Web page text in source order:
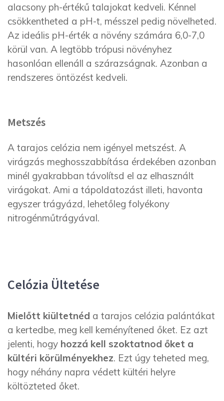
alacsony ph-értékű talajokat kedveli. Kénnel
csökkentheted a pH-t, mésszel pedig növelheted.
Az ideális pH-érték a növény számára 6,0-7,0
körül van. A legtöbb trópusi növényhez
hasonlóan ellenáll a szárazságnak. Azonban a
rendszeres öntözést kedveli.
Metszés
A tarajos celózia nem igényel metszést. A
virágzás meghosszabbítása érdekében azonban
minél gyakrabban távolítsd el az elhasznált
virágokat. Ami a tápoldatozást illeti, havonta
egyszer trágyázd, lehetőleg folyékony
nitrogénműtrágyával.
Celózia Ültetése
Mielőtt kiültetnéd a tarajos celózia palántákat
a kertedbe, meg kell keményítened őket. Ez azt
jelenti, hogy hozzá kell szoktatnod őket a
kültéri körülményekhez. Ezt úgy teheted meg,
hogy néhány napra védett kültéri helyre
költözteted őket.